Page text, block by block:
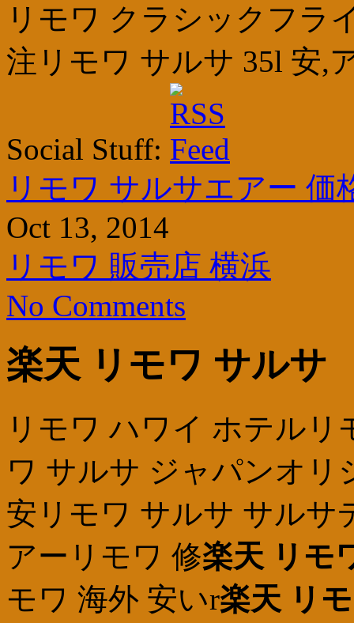
リモワ クラシックフラ
注リモワ サルサ 35l 安,
Social Stuff:
リモワ サルサエアー 価
Oct 13, 2014
リモワ 販売店 横浜
No Comments
楽天 リモワ サルサ
リモワ ハワイ ホテル
ワ サルサ ジャパンオリ
安リモワ サルサ サルサ
アーリモワ 修楽天 リモ
モワ 海外 安いr楽天 リ